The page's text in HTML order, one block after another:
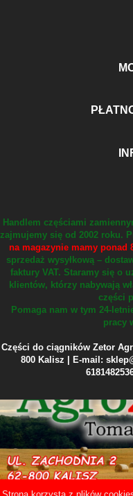
Handlem częściami
zajmujemy się od 2002 roku.
na magazynie mamy ponad
sprzedaż wysyłkową –
faktury VAT. Staramy się o
klientów, którzy nabywają
części
Pomaga nam w tym 24-
pracy
Części do ciągników Zetor
800 Kalisz | E-mail: